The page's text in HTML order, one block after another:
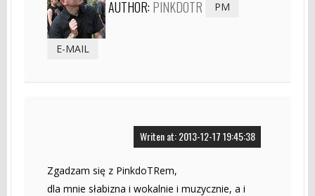
AUTHOR: PINKDOTR PM
E-MAIL
Writen at: 2013-12-17 19:45:38
Zgadzam się z PinkdoTRem,
dla mnie słabizna i wokalnie i muzycznie, a i